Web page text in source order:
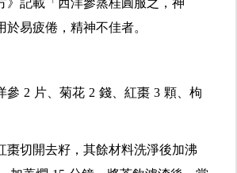
於易疲倦，精神不佳者。
參 2 片、菊花 2 錢、紅棗 3 顆、枸
棗切開去籽，其餘材料洗淨後加沸